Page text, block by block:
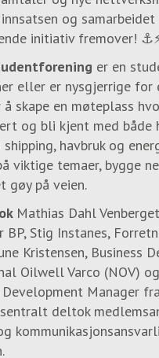
og
initiativ fremover!
er en
eller er nysgjerrige for
å skape en møteplass
og bli kjent med både
havbruk og
viktige temaer, bygge
gøy på veien.
Mathias Dahl
BP, Stig Instanes,
Kristensen, Business
Oilwell Varco (NOV)
Development Manager
deltok